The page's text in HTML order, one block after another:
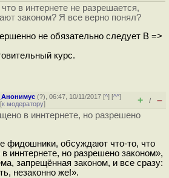
в интернете не разрешается,
законом? Я все верно понял?
не обязательно следует B =>
курс.
(?), 06:47, 10/11/2017 [^] [^^]
к модератору] + / –
в иннтернете, но разрешено
фидошники, обсуждают что-то, что
иннтернете, но разрешено законом»,
запрещённая законом, и все сразу:
незаконно же!».